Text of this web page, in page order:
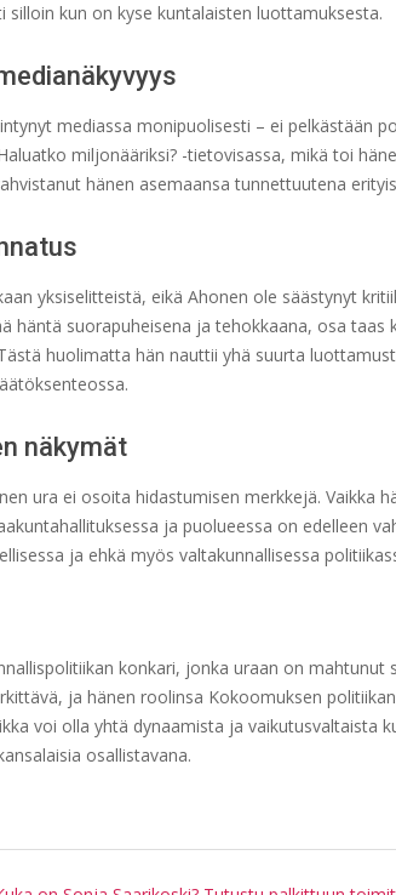
silloin kun on kyse kuntalaisten luottamuksesta.
mediassa monipuolisesti – ei pelkästään
miljonääriksi? -tietovisassa, mikä toi
hänen asemaansa tunnettuutena
yksiselitteistä, eikä Ahonen ole säästynyt
häntä suorapuheisena ja tehokkaana, osa
huolimatta hän nauttii yhä suurta
näkymät
ura ei osoita hidastumisen merkkejä. Vaikka
ja puolueessa on edelleen
ja ehkä myös valtakunnallisessa
konkari, jonka uraan on
ja hänen roolinsa Kokoomuksen
voi olla yhtä dynaamista ja
osallistavana.